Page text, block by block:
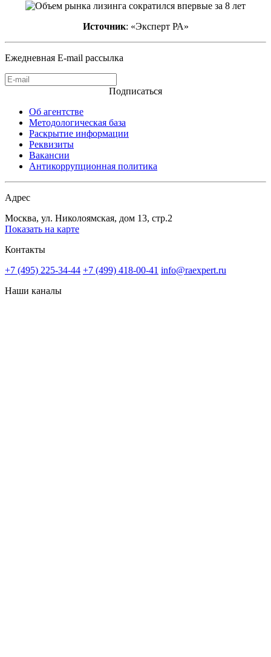
Источник: «Эксперт РА»
Ежедневная E-mail рассылка
Подписаться
Об агентстве
Методологическая база
Раскрытие информации
Реквизиты
Вакансии
Антикоррупционная политика
Адрес
Москва, ул. Николоямская, дом 13, стр.2
Показать на карте
Контакты
+7 (495) 225-34-44 +7 (499) 418-00-41 info@raexpert.ru
Наши каналы